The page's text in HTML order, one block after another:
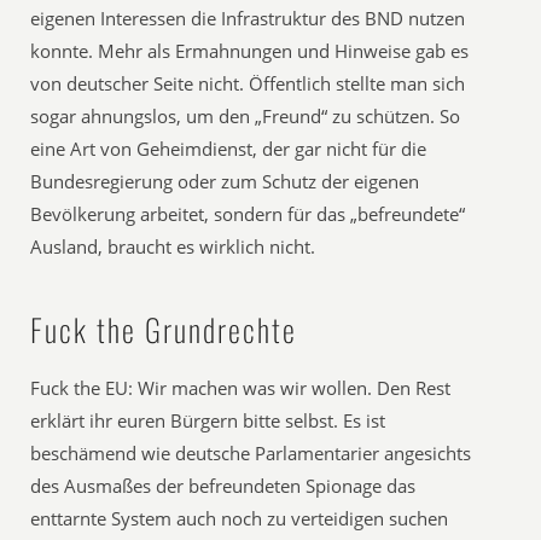
eigenen Interessen die Infrastruktur des BND nutzen
konnte. Mehr als Ermahnungen und Hinweise gab es
von deutscher Seite nicht. Öffentlich stellte man sich
sogar ahnungslos, um den „Freund“ zu schützen. So
eine Art von Geheimdienst, der gar nicht für die
Bundesregierung oder zum Schutz der eigenen
Bevölkerung arbeitet, sondern für das „befreundete“
Ausland, braucht es wirklich nicht.
Fuck the Grundrechte
Fuck the EU: Wir machen was wir wollen. Den Rest
erklärt ihr euren Bürgern bitte selbst. Es ist
beschämend wie deutsche Parlamentarier angesichts
des Ausmaßes der befreundeten Spionage das
enttarnte System auch noch zu verteidigen suchen